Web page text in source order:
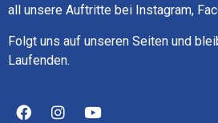
all unsere Auftritte bei Instagram,
Folgt uns auf unseren Seiten und
Laufenden.